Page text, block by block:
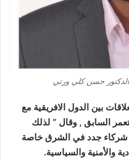
حسن كلي ورتي
بين الدول الافريقية مع
السابق , وقال ” لذلك
شركاء جدد في الشرق خاصة
والأمنية والسياسية.